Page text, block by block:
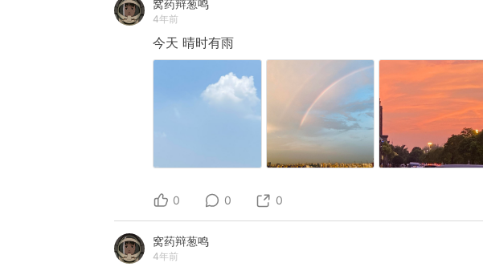
FastGPT。 1.注册 FastGPT：https://cloud.fastgpt.in 2.
不用进行“高级编排”来创建工作流，这一步放在把机器人
调通之后再做； 4.点击「发布应用」，选择”API 访问“；
5.在”发布应用“里，点击【新建】，获得 API key； 通过
上述步骤获得： - API 地址（在新建按钮旁边） - API Key
二、配置微信助理 1.注册 微秘书：
https://wechat.aibotk.com 2.进入微秘书后，点击「智能
配置」-「基础配置」； 3.在「基础配置」中，打开”智能
机器人回复“； 4.模型机器人选择”FastGPT“； 5.将上一步
中拿到的 API 地址和 API KEY 填写到服务器地址和
apikey 中； 6.在微秘书的「个人中心」密钥位置拿到
秘书的后端服务（个人微信） 1.注册sealos：
https://cloud.sealos.io/ 2.点击「应用管理」-「新建应
用」； 3.应用名：Wechat 4.镜像名：aibotk/wechat-
assistant 5.CPU 选择 1 ，内存选择 1G 6.点击「高级配
置」-「编辑环境变量」 7.填写： AIBOTK_KEY=微秘书
窝药辩葱鸣
4年前
今天 晴时有雨
0 0 0
窝药辩葱鸣
4年前